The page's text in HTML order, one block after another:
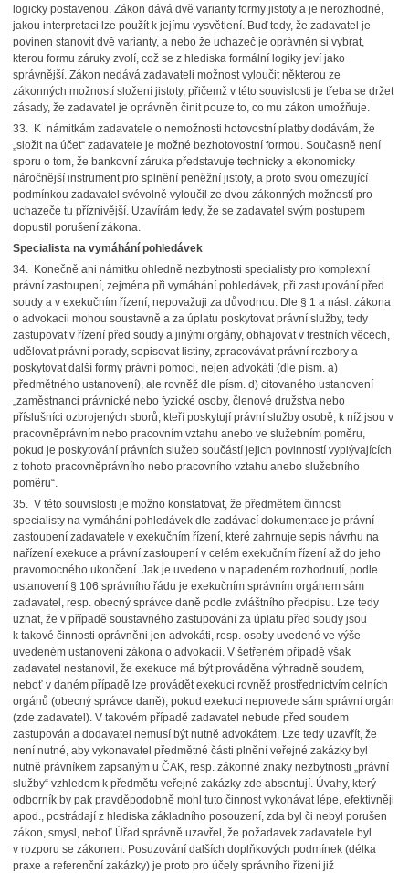
logicky postavenou. Zákon dává dvě varianty formy jistoty a je nerozhodné,
jakou interpretaci lze použít k jejímu vysvětlení. Buď tedy, že zadavatel je
povinen stanovit dvě varianty, a nebo že uchazeč je oprávněn si vybrat,
kterou formu záruky zvolí, což se z hlediska formální logiky jeví jako
správnější. Zákon nedává zadavateli možnost vyloučit některou ze
zákonných možností složení jistoty, přičemž v této souvislosti je třeba se držet
zásady, že zadavatel je oprávněn činit pouze to, co mu zákon umožňuje.
33. K námitkám zadavatele o nemožnosti hotovostní platby dodávám, že
„složit na účet“ zadavatele je možné bezhotovostní formou. Současně není
sporu o tom, že bankovní záruka představuje technicky a ekonomicky
náročnější instrument pro splnění peněžní jistoty, a proto svou omezující
podmínkou zadavatel svévolně vyloučil ze dvou zákonných možností pro
uchazeče tu příznivější. Uzavírám tedy, že se zadavatel svým postupem
dopustil porušení zákona.
Specialista na vymáhání pohledávek
34. Konečně ani námitku ohledně nezbytnosti specialisty pro komplexní
právní zastoupení, zejména při vymáhání pohledávek, při zastupování před
soudy a v exekučním řízení, nepovažuji za důvodnou. Dle § 1 a násl. zákona
o advokacii mohou soustavně a za úplatu poskytovat právní služby, tedy
zastupovat v řízení před soudy a jinými orgány, obhajovat v trestních věcech,
udělovat právní porady, sepisovat listiny, zpracovávat právní rozbory a
poskytovat další formy právní pomoci, nejen advokáti (dle písm. a)
předmětného ustanovení), ale rovněž dle písm. d) citovaného ustanovení
„zaměstnanci právnické nebo fyzické osoby, členové družstva nebo
příslušníci ozbrojených sborů, kteří poskytují právní služby osobě, k níž jsou v
pracovněprávním nebo pracovním vztahu anebo ve služebním poměru,
pokud je poskytování právních služeb součástí jejich povinností vyplývajících
z tohoto pracovněprávního nebo pracovního vztahu anebo služebního
poměru“.
35. V této souvislosti je možno konstatovat, že předmětem činnosti
specialisty na vymáhání pohledávek dle zadávací dokumentace je právní
zastoupení zadavatele v exekučním řízení, které zahrnuje sepis návrhu na
nařízení exekuce a právní zastoupení v celém exekučním řízení až do jeho
pravomocného ukončení. Jak je uvedeno v napadeném rozhodnutí, podle
ustanovení § 106 správního řádu je exekučním správním orgánem sám
zadavatel, resp. obecný správce daně podle zvláštního předpisu. Lze tedy
uznat, že v případě soustavného zastupování za úplatu před soudy jsou
k takové činnosti oprávněni jen advokáti, resp. osoby uvedené ve výše
uvedeném ustanovení zákona o advokacii. V šetřeném případě však
zadavatel nestanovil, že exekuce má být prováděna výhradně soudem,
neboť v daném případě lze provádět exekuci rovněž prostřednictvím celních
orgánů (obecný správce daně), pokud exekuci neprovede sám správní orgán
(zde zadavatel). V takovém případě zadavatel nebude před soudem
zastupován a dodavatel nemusí být nutně advokátem. Lze tedy uzavřít, že
není nutné, aby vykonavatel předmětné části plnění veřejné zakázky byl
nutně právníkem zapsaným u ČAK, resp. zákonné znaky nezbytnosti „právní
služby“ vzhledem k předmětu veřejné zakázky zde absentují. Úvahy, který
odborník by pak pravděpodobně mohl tuto činnost vykonávat lépe, efektivněji
apod., postrádají z hlediska základního posouzení, zda byl či nebyl porušen
zákon, smysl, neboť Úřad správně uzavřel, že požadavek zadavatele byl
v rozporu se zákonem. Posuzování dalších doplňkových podmínek (délka
praxe a referenční zakázky) je proto pro účely správního řízení již